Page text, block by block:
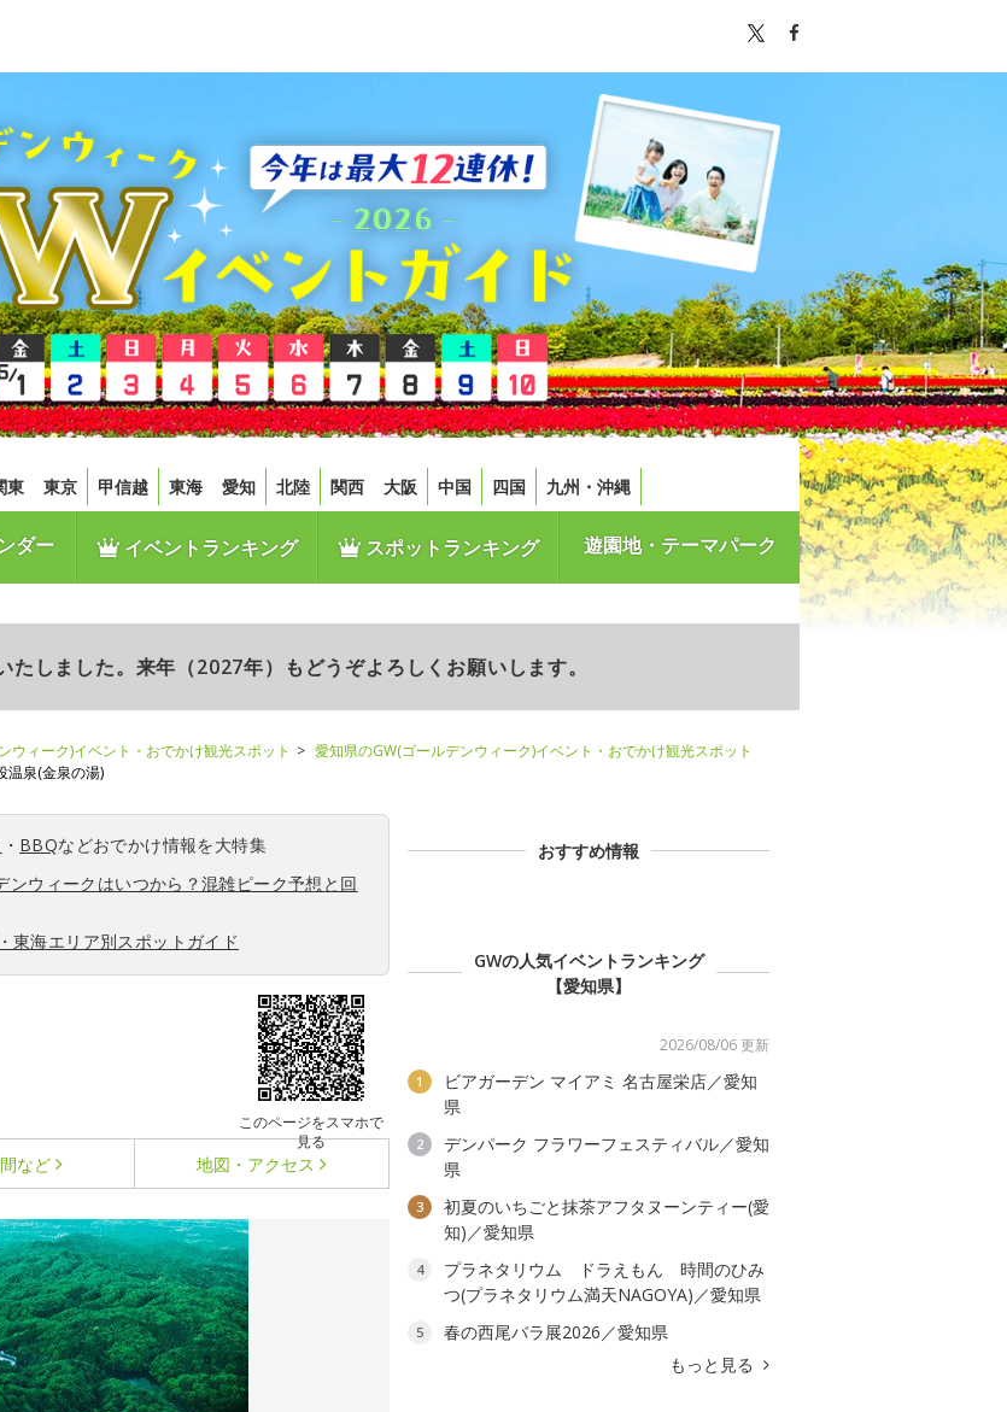
東 東京 甲信越 東海 愛知 北陸 関西 大阪 中国 四国 九州・沖縄
ダー イベントランキング スポットランキング 遊園地・テーマパーク
たしました。来年（2027年）もどうぞよろしくお願いします。
ウィーク)イベント・おでかけ観光スポット
愛知県のGW(ゴールデンウィーク)イベント・おでかけ観光スポット
温泉(金泉の湯)
・ BBQなどおでかけ情報を大特集
ンウィークはいつから？混雑ピーク予想と回
東海エリア別スポットガイド
このページをスマホで
見る
など 地図・アクセス
おすすめ情報
GWの人気イベントランキング
【愛知県】
2026/08/06 更新
1
ビアガーデン マイアミ 名古屋栄店／愛知
県
2
デンパーク フラワーフェスティバル／愛知
県
3
初夏のいちごと抹茶アフタヌーンティー(愛
知)／愛知県
4
プラネタリウム ドラえもん 時間のひみ
つ(プラネタリウム満天NAGOYA)／愛知県
5
春の西尾バラ展2026／愛知県
もっと見る